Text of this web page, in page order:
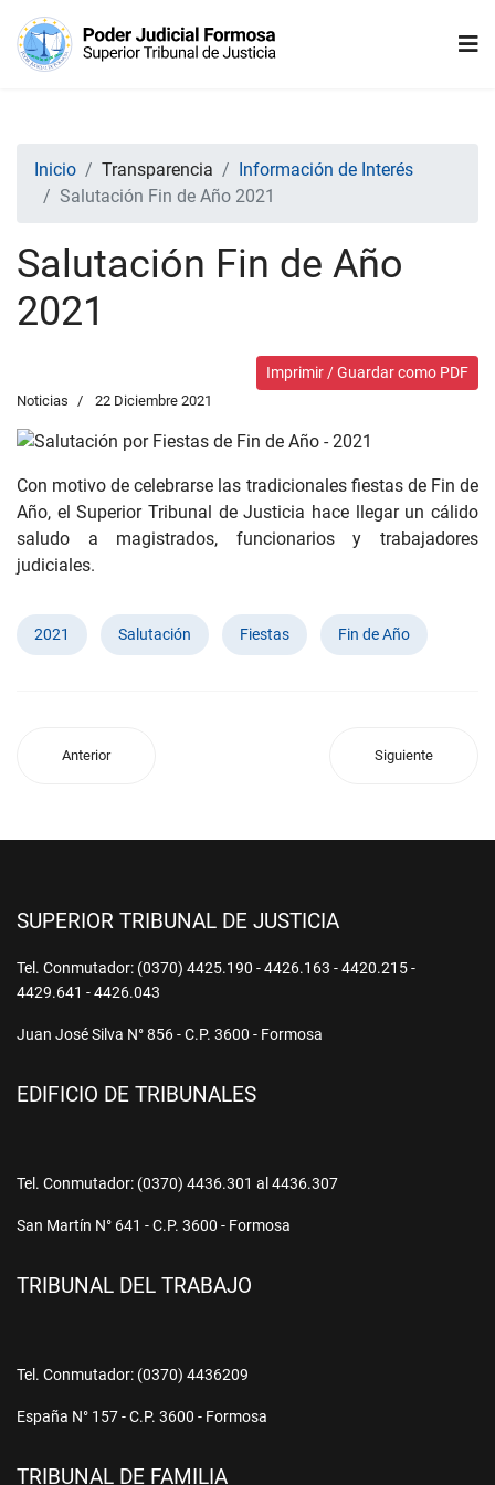
Inicio Transparencia
Información de Interés
Salutación Fin de Año 2021
Salutación Fin de Año
2021
Imprimir / Guardar como PDF
Noticias 22 Diciembre 2021
Con motivo de celebrarse las tradicionales fiestas de Fin de
Año, el Superior Tribunal de Justicia hace llegar un cálido
saludo a magistrados, funcionarios y trabajadores
judiciales.
2021 Salutación Fiestas Fin de Año
Anterior Siguiente
SUPERIOR TRIBUNAL DE JUSTICIA
Tel. Conmutador: (0370) 4425.190 - 4426.163 - 4420.215 -
4429.641 - 4426.043
Juan José Silva N° 856 - C.P. 3600 - Formosa
EDIFICIO DE TRIBUNALES
Tel. Conmutador: (0370) 4436.301 al 4436.307
San Martín N° 641 - C.P. 3600 - Formosa
TRIBUNAL DEL TRABAJO
Tel. Conmutador: (0370) 4436209
España N° 157 - C.P. 3600 - Formosa
TRIBUNAL DE FAMILIA